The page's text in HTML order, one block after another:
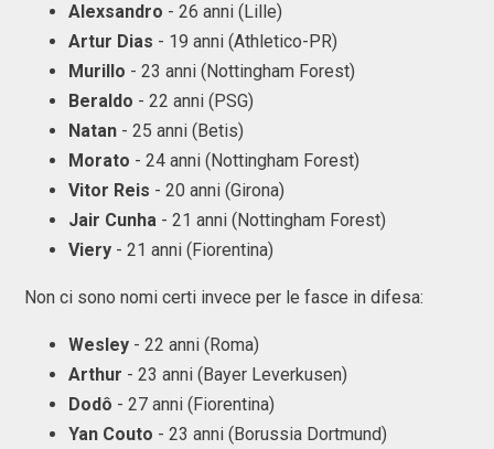
Alexsandro - 26 anni (Lille)
Artur Dias - 19 anni (Athletico-PR)
Murillo - 23 anni (Nottingham Forest)
Beraldo - 22 anni (PSG)
Natan - 25 anni (Betis)
Morato - 24 anni (Nottingham Forest)
Vitor Reis - 20 anni (Girona)
Jair Cunha - 21 anni (Nottingham Forest)
Viery - 21 anni (Fiorentina)
Non ci sono nomi certi invece per le fasce in difesa:
Wesley - 22 anni (Roma)
Arthur - 23 anni (Bayer Leverkusen)
Dodô - 27 anni (Fiorentina)
Yan Couto - 23 anni (Borussia Dortmund)